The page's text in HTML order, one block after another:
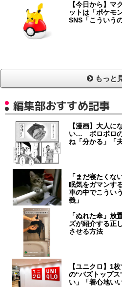
【今日から】マ
ットは「ポケモ
SNS「こういう
もっと
編集部おすすめ記事
【漫画】大人に
い… ボロボロの
ね「分かる」「
「まだ寝たくな
眠気をガマンす
車の中でこうい
義」
「ぬれた傘」
ズが紹介する正
させる方法
【ユニクロ】1
の“バズトップ
い」「着心地い